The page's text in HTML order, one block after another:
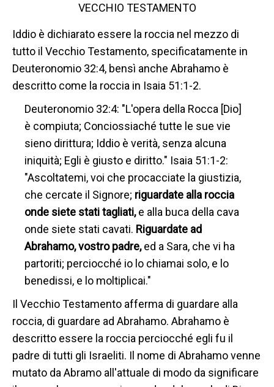
VECCHIO TESTAMENTO
Iddio è dichiarato essere la roccia nel mezzo di
tutto il Vecchio Testamento, specificatamente in
Deuteronomio 32:4, bensì anche Abrahamo è
descritto come la roccia in Isaia 51:1-2.
Deuteronomio 32:4: "L'opera della Rocca [Dio]
è compiuta; Conciossiaché tutte le sue vie
sieno dirittura; Iddio è verità, senza alcuna
iniquità; Egli è giusto e diritto." Isaia 51:1-2:
"Ascoltatemi, voi che procacciate la giustizia,
che cercate il Signore; riguardate alla roccia
onde siete stati tagliati,e alla buca della cava
onde siete stati cavati. Riguardate ad
Abrahamo, vostro padre,ed a Sara, che vi ha
partoriti; perciocché io lo chiamai solo, e lo
benedissi, e lo moltiplicai."
Il Vecchio Testamento afferma di guardare alla
roccia, di guardare ad Abrahamo. Abrahamo è
descritto essere la roccia perciocché egli fu il
padre di tutti gli Israeliti. Il nome di Abrahamo venne
mutato da Abramo all'attuale di modo da significare